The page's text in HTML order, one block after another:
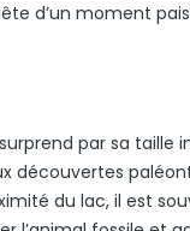
d’un moment
par sa
découvertes
du lac, il est